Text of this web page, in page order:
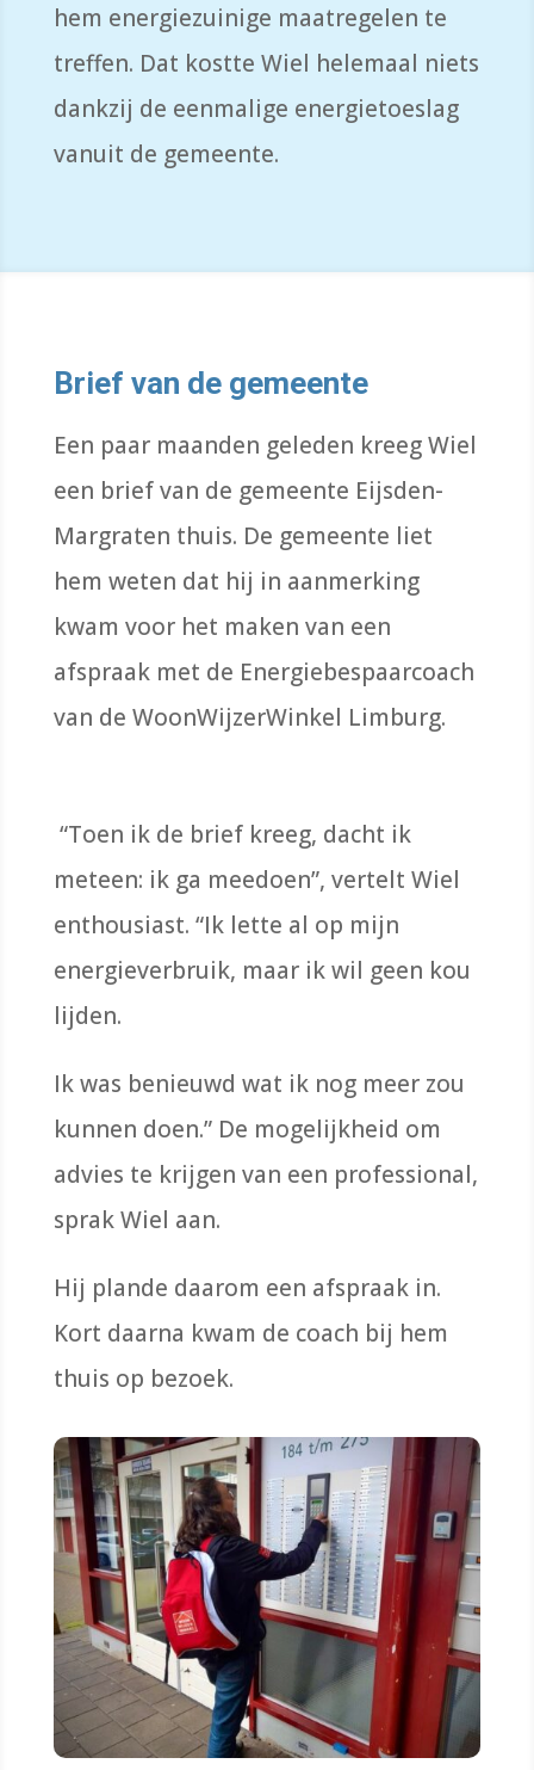
hem energiezuinige maatregelen te
treffen. Dat kostte Wiel helemaal niets
dankzij de eenmalige energietoeslag
vanuit de gemeente.
Brief van de gemeente
Een paar maanden geleden kreeg Wiel
een brief van de gemeente Eijsden-
Margraten thuis. De gemeente liet
hem weten dat hij in aanmerking
kwam voor het maken van een
afspraak met de Energiebespaarcoach
van de WoonWijzerWinkel Limburg.
“Toen ik de brief kreeg, dacht ik
meteen: ik ga meedoen”, vertelt Wiel
enthousiast. “Ik lette al op mijn
energieverbruik, maar ik wil geen kou
lijden.
Ik was benieuwd wat ik nog meer zou
kunnen doen.” De mogelijkheid om
advies te krijgen van een professional,
sprak Wiel aan.
Hij plande daarom een afspraak in.
Kort daarna kwam de coach bij hem
thuis op bezoek.